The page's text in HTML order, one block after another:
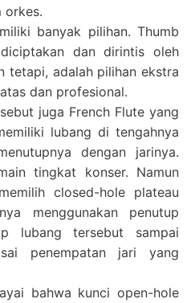
orkes.
banyak pilihan. Thumb
dan dirintis oleh
tetapi, adalah pilihan ekstra
dan profesional.
juga French Flute yang
lubang di tengahnya
dengan jarinya.
tingkat konser. Namun
closed-hole plateau
menggunakan penutup
lubang tersebut sampai
penempatan jari yang
bahwa kunci open-hole